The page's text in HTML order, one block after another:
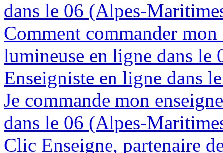
dans le 06 (Alpes-
Comment commander
lumineuse en ligne dans
Enseigniste en ligne dans
Je commande mon
dans le 06 (Alpes-
Clic Enseigne, partenaire